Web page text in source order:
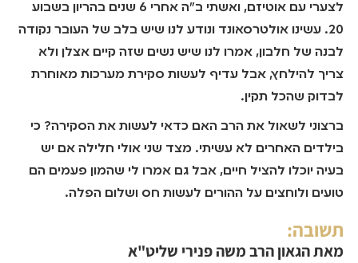
לצערי עם אוטיזם, ואשתי ב"ה אחרי 6 שנים בהריון בשבוע
20. עשינו אולטרסאונד ונודע לנו שיש בלב של העובר נקודה
לבנה של חלבון, אמרו לנו שיש נשים שזה קיים אצלן ולא
צריך להילחץ, אבל עדיף לעשות סקירת מערכות מאוחרת
לבדוק שהכל תקין.
ברצוני לשאול את הרב האם כדאי לעשות את הסקירה? כי
בילדים האחרים לא עשיתי. מצד שני אולי חלילה אם יש
בעיה יוכלו להציל חיים, אבל גם אמרו לי שהמון פעמים הם
טועים ולוחצים על ההורים לעשות חס ושלום הפלה.
תשובה:
מאתהגאון הרב משה פנירי שליט"א